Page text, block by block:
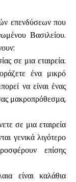
μας
επενδύσεων που
Βασιλείου.
σε μια εταιρεία.
ένα μικρό
να είναι ένας
μακροπρόθεσμα,
σε μια εταιρεία
γενικά λιγότερο
επίσης
είναι καλάθια